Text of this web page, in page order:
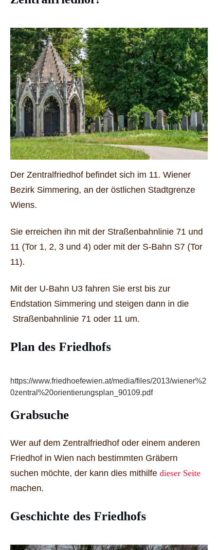
Der Zentralfriedhof befindet sich im 11. Wiener
Bezirk Simmering, an der östlichen Stadtgrenze
Wiens.
Sie erreichen ihn mit der Straßenbahnlinie 71 und
11 (Tor 1, 2, 3 und 4) oder mit der S-Bahn S7 (Tor
11).
Mit der U-Bahn U3 fahren Sie erst bis zur
Endstation Simmering und steigen dann in die
Straßenbahnlinie 71 oder 11 um.
Plan des Friedhofs
https://www.friedhoefewien.at/media/files/2013/wiener%2
0zentral%20orientierungsplan_90109.pdf
Grabsuche
Wer auf dem Zentralfriedhof oder einem anderen
Friedhof in Wien nach bestimmten Gräbern
suchen möchte, der kann dies mithilfe dieser Seite
machen.
Geschichte des Friedhofs